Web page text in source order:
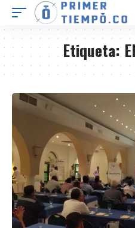
Etiqueta: